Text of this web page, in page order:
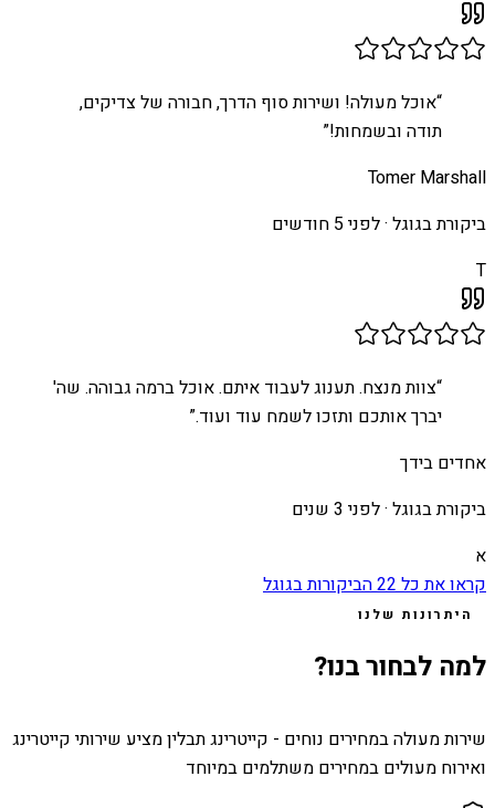
“אוכל מעולה! ושירות סוף הדרך, חבורה של צדיקים,
תודה ובשמחות!”
Tomer Marshall
ביקורת בגוגל ·לפני 5 חודשים
T
“צוות מנצח. תענוג לעבוד איתם. אוכל ברמה גבוהה. שה'
יברך אותכם ותזכו לשמח עוד ועוד.”
אחדים בידך
ביקורת בגוגל ·לפני 3 שנים
א
קראו את כל 22הביקורות בגוגל
היתרונות שלנו
למה לבחור בנו?
שירות מעולה במחירים נוחים - קייטרינג תבלין מציע שירותי קייטרינג
ואירוח מעולים במחירים משתלמים במיוחד